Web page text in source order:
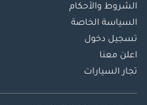
الشروط والأحكام
السياسة الخاصة
تسجيل دخول
اعلن معنا
تجار السيارات